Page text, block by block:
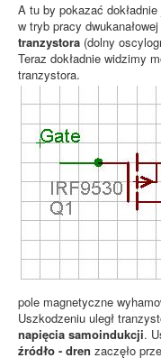
A tu by pokazać
w tryb pracy
tranzystora (dolny
Teraz dokładnie widzimy
tranzystora.
pole magnetyczne
Uszkodzeniu uległ
napięcia samoindukcji.
źródło - dren zaczęło